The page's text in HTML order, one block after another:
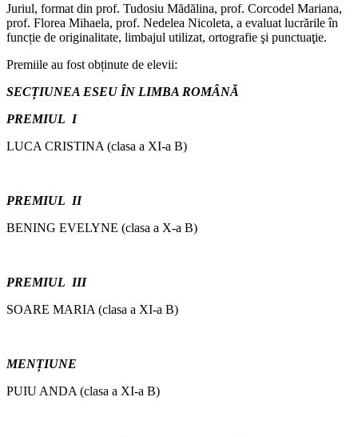
Juriul, format din prof. Tudosiu Mădălina, prof. Corcodel Mariana,
prof. Florea Mihaela, prof. Nedelea Nicoleta, a evaluat lucrările în
funcție de originalitate, limbajul utilizat, ortografie şi punctuaţie.
Premiile au fost obținute de elevii:
SECȚIUNEA ESEU ÎN LIMBA ROMÂNĂ
PREMIUL I
LUCA CRISTINA (clasa a XI-a B)
PREMIUL II
BENING EVELYNE (clasa a X-a B)
PREMIUL III
SOARE MARIA (clasa a XI-a B)
MENȚIUNE
PUIU ANDA (clasa a XI-a B)